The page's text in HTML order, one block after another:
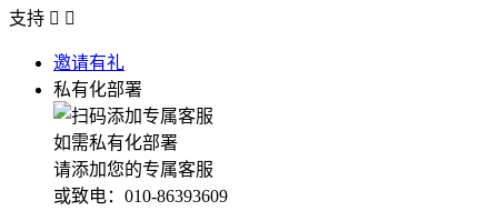
支持  
邀请有礼
私有化部署
如需私有化部署
请添加您的专属客服
或致电：010-86393609